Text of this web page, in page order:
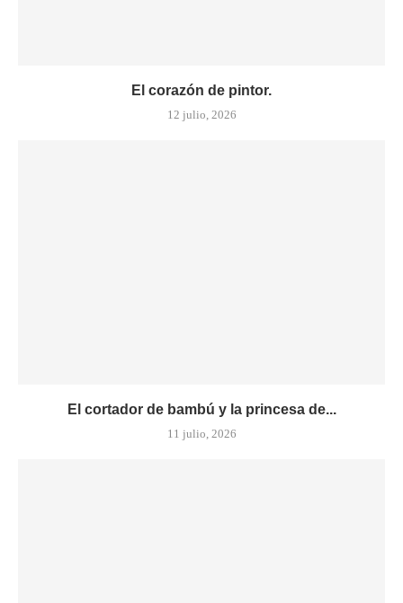
El corazón de pintor.
12 julio, 2026
El cortador de bambú y la princesa de...
11 julio, 2026